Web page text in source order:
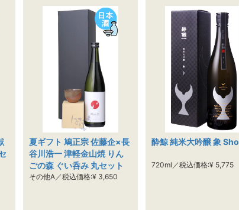
夏ギフト 鳩正宗 佐藤企×長
谷川浩一 津軽金山焼 りん
ごの森 ぐい呑み 丸セット
その他A／税込価格:¥ 3,650
酔鯨 純米大吟醸 象 Sho
720ml／税込価格:¥ 5,775